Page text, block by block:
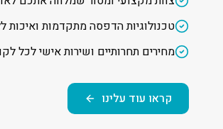
טכנולוגיות הדפסה מתקדמות ואיכות
מחירים תחרותיים ושירות אישי לכל
קראו עוד עלינו